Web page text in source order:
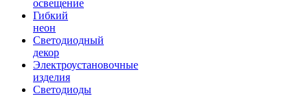
освещение
Гибкий
неон
Светодиодный
декор
Электроустановочные
изделия
Светодиоды